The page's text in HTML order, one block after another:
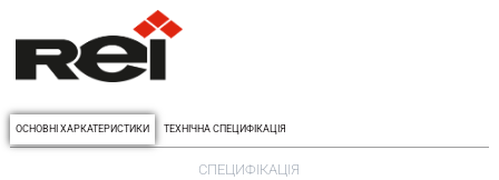
ОСНОВНІ ХАРКАТЕРИСТИКИ ТЕХНІЧНА СПЕЦИФІКАЦІЯ
СПЕЦИФІКАЦІЯ